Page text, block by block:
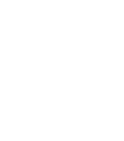
open-air library,
and another with a
and